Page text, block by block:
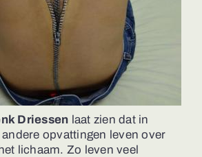
Driessen laat zien dat in
opvattingen leven over
lichaam. Zo leven veel